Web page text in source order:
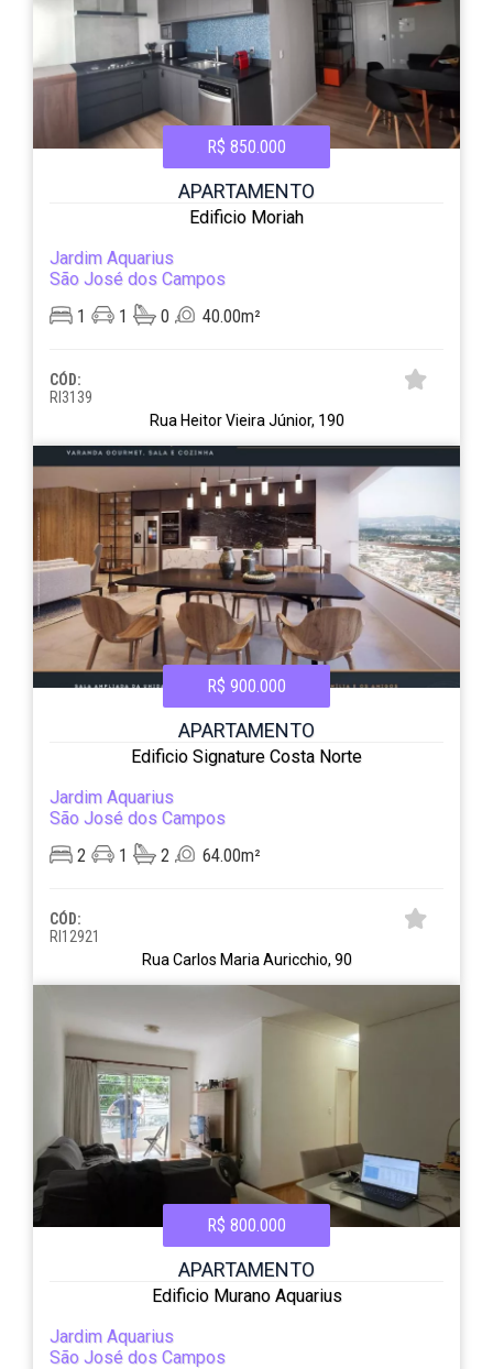
R$ 850.000
APARTAMENTO
Edificio Moriah
Jardim Aquarius
São José dos Campos
1
1 0 40.00m²
CÓD:
RI3139
Rua Heitor Vieira Júnior, 190
R$ 900.000
APARTAMENTO
Edificio Signature Costa Norte
Jardim Aquarius
São José dos Campos
2
1 2 64.00m²
CÓD:
RI12921
Rua Carlos Maria Auricchio, 90
R$ 800.000
APARTAMENTO
Edificio Murano Aquarius
Jardim Aquarius
São José dos Campos